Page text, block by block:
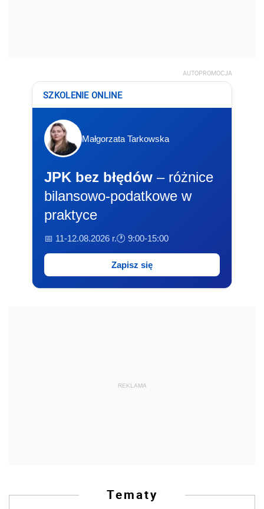
AUTOPROMOCJA
SZKOLENIE ONLINE
Małgorzata Tarkowska
JPK bez błędów – różnice
bilansowo-podatkowe w
praktyce
📅 11-12.08.2026 r.🕐 9:00-15:00
Zapisz się
REKLAMA
Tematy